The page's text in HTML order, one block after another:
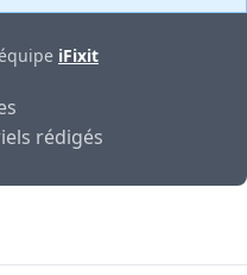
iFixit
rédigés